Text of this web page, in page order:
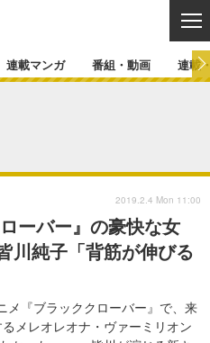
マンガ
イベント
新帝スタ
カバー
連載一覧
ラジオ
連載マンガ 番組・動画 連載
ーバー』の豪快な女
川純子「背筋が伸びる
メ『ブラッククローバー』で、来
メレオレオナ・ヴァーミリオン
2019.2.4 Mon 11:00